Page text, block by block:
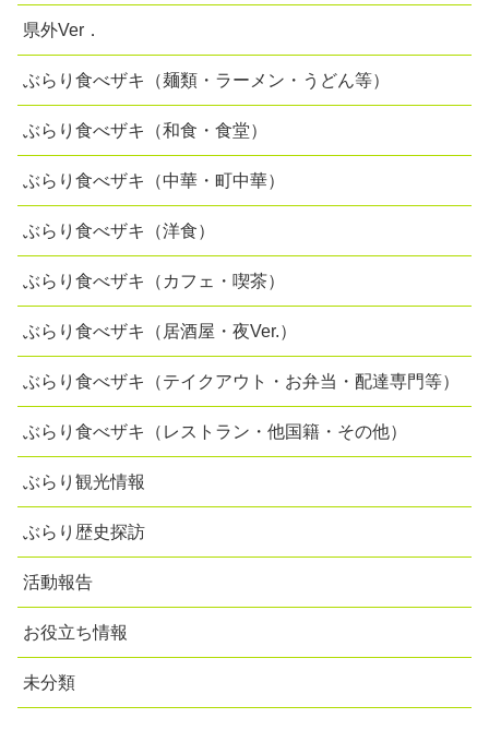
県外Ver．
ぶらり食べザキ（麺類・ラーメン・うどん等）
ぶらり食べザキ（和食・食堂）
ぶらり食べザキ（中華・町中華）
ぶらり食べザキ（洋食）
ぶらり食べザキ（カフェ・喫茶）
ぶらり食べザキ（居酒屋・夜Ver.）
ぶらり食べザキ（テイクアウト・お弁当・配達専門等）
ぶらり食べザキ（レストラン・他国籍・その他）
ぶらり観光情報
ぶらり歴史探訪
活動報告
お役立ち情報
未分類